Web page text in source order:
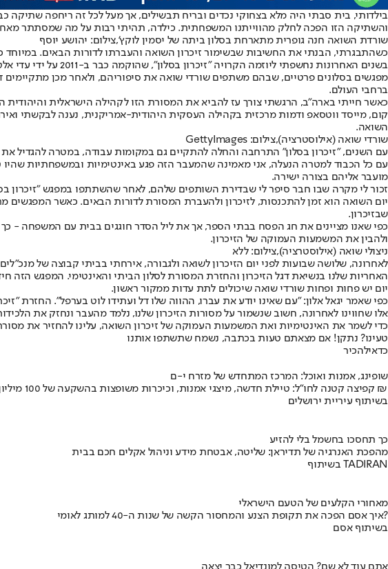
בילדותי, בית סבתי היה מלא בצחוקי נכדים ובריח תבשילים, אך מעל לכל זה ריחפה שתיקה
והשתיקה הזו הפכה לחלק מהווייתנו המשפחתית. כילדה, תהיתי רבות על מה שמסתתר
שורדת השואה חנה גופרית מתארחת בסלון ביתה של יסמין לוקץ',צילום: יהושע יוסף
כשהתבגרתי, הבנתי את החשיבות שבשימור זיכרון השואה והעברתו לדורות הבאים.
בשנים האחרונות
ברחבי העולם.
כאשר חייתי בארה"ב, הרגשתי צורך עז להביא את המסורת הזו לקהילה הישראלית
קום, מייסד ווטסאפ ודמות מרכזית בקהילה העסקית היהודית-אמריקנית, נענה לבקשתי
השואה.
שורדי שואה (אילוסטרציה),צילום: GettyImages
עם השנים, "זיכרון בסלון" התרחבה והחלה להתקיים גם במקומות עבודה, במטרה
עם כל הכבוד למטרה הנעלה, אני מאמינה שהמעבר הזה פגע באינטימיות ובמשפחתיות שהיו
מועבר אליהם בצורה ישירה.
זכור לי מקרה שבו חבר סיפר לי שבדירת השותפים שלהם, לאחר שהשתתפו במפגש "זיכרון
יום השואה הוא זמן להתכנסות, לזיכרון ולהעברת המסורת לדורות הבאים. כאשר
שבזיכרון.
כפי שאנו מציינים את חג הפסח בבתי הספר, אך את ליל הסדר חוגגים בבית עם המשפחה - כך
ולהבין את המשמעות העמוקה של הזיכרון.
ניצולי שואה (אילוסטרציה),צילום: ללא
האחריות שלנו בנשיאת דגל הזיכרון והחזרת המסורת לסלון הביתי והאינטימי. המפגש הזה
יום יש פחות ופחות שורדי שואה שיכולים לתת עדות ממקור ראשון.
כפי שאמר יגאל אלון: "עם שאינו יודע את עברו, ההווה שלו דל ועתידו לוט בערפל". החזרת
אלו שחווינו לאחרונה, חשוב שנשמור על מסורות הזיכרון שלנו, נלמד מהעבר ונחזק את
כדי לשמר את האינטימיות ואת המשמעות העמוקה של זיכרון השואה, עלינו להחזיר את
טעינו? נתקן! אם מצאתם טעות בכתבה, נשמח שתשתפו אותנו
כדאילהכיר
שופינג, אמנות ואוכל: המרכז המתחדש של מזרח י-ם
קפיצה קטנה לחו"ל: טיילת חדשה, מיצגי אמנות, וכיכרות משופצות בהשקעה של 100 מיליון ₪
בשיתוף עיריית ירושלים
כך תחסכו בחשמל בלי להזיע
מהפכת האנרגיה של תדיראן: שליטה, אבטחת מידע וניהול אקלים חכם בבית
בשיתוף TADIRAN
מאחורי הקלעים של הטעם הישראלי
איך אסם הפכה את תקופת הצנע והמחסור הקשה של שנות ה-40 למותג לאומי?
בשיתוף אסם